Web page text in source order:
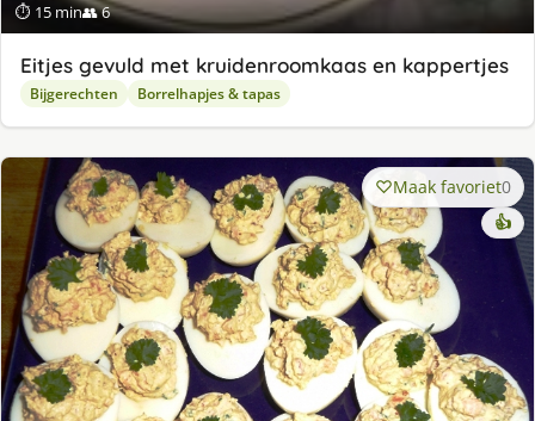
⏱ 15 min👥 6
Eitjes gevuld met kruidenroomkaas en kappertjes
Bijgerechten Borrelhapjes & tapas
Maak favoriet0
👍